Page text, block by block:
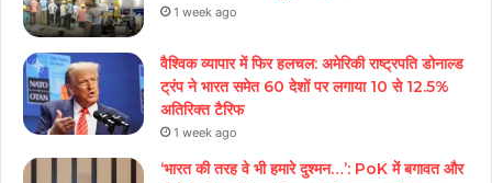
1 week ago
वैश्विक व्यापार में फिर हलचल: अमेरिकी राष्ट्रपति डोनाल्ड
ट्रंप ने भारत समेत 60 देशों पर लगाया 10 से 12.5%
अतिरिक्त टैरिफ
1 week ago
‘भारत की तरह वे भी हमारे दुश्मन…’: PoK में बगावत और